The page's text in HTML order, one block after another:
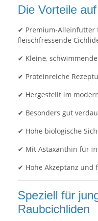
Die Vorteile
✔ Premium-Alleinfutter
fleischfressende
✔ Kleine,
✔ Proteinreiche
✔ Hergestellt im
✔ Besonders gut
✔ Hohe biologische
✔ Mit Astaxanthin für
✔ Hohe Akzeptanz und
Speziell für
Raubcichliden